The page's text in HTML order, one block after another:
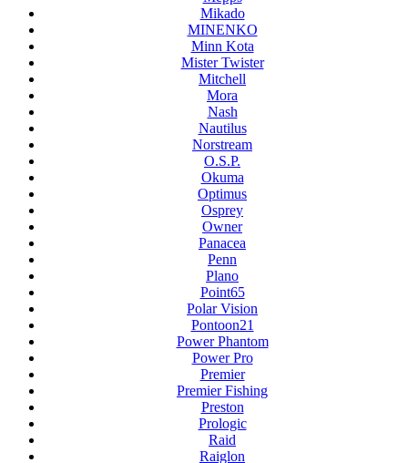
Mikado
MINENKO
Minn Kota
Mister Twister
Mitchell
Mora
Nash
Nautilus
Norstream
O.S.P.
Okuma
Optimus
Osprey
Owner
Panacea
Penn
Plano
Point65
Polar Vision
Pontoon21
Power Phantom
Power Pro
Premier
Premier Fishing
Preston
Prologic
Raid
Raiglon